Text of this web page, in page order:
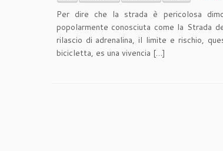
Per dire che la strada è pericolosa
popolarmente conosciuta come la Strada
rilascio di adrenalina, il limite e rischio,
bicicletta, es una vivencia […]